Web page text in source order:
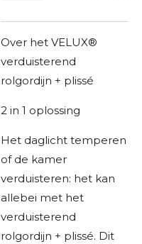
Over het VELUX®
verduisterend
rolgordijn + plissé
2 in 1 oplossing
Het daglicht temperen
of de kamer
verduisteren: het kan
allebei met het
verduisterend
rolgordijn + plissé. Dit